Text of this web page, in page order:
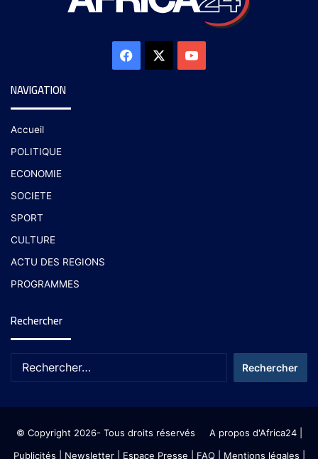
NAVIGATION
Accueil
POLITIQUE
ECONOMIE
SOCIETE
SPORT
CULTURE
ACTU DES REGIONS
PROGRAMMES
Rechercher
© Copyright 2026- Tous droits réservés A propos d'Africa24|
Publicités
Newsletter| Espace Presse | FAQ | Mentions légales